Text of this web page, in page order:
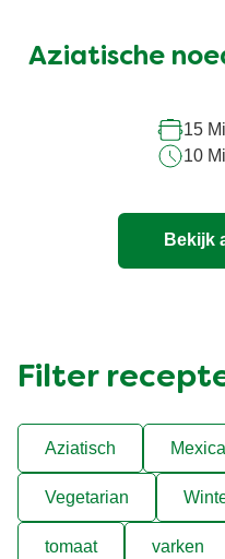
Aziatische
15
10
Bekijk
Filter
Aziatisch
Vegetarian
tomaat varken